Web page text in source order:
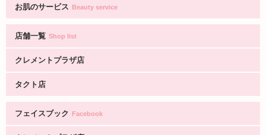
お肌のサービス Beauty service
店舗一覧 Shop list
クレメントプラザ店
タクト店
フェイスブック Facebook